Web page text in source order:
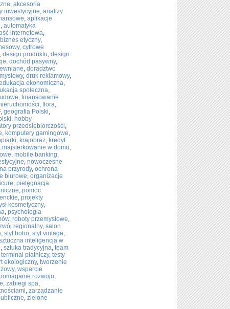
, akcesoria
inwestycyjne, analizy
, aplikacje
, automatyka
internetowa,
biznes etyczny,
, cyfrowe
, design produktu, design
, dochód pasywny,
, doradztwo
, druk reklamowy,
ekonomiczna,
społeczna,
, finansowanie
, flora,
, geografia Polski,
, hobby
przedsiębiorczości,
, komputery gamingowe,
, krajobraz, kredyt
, majsterkowanie w domu,
, mobile banking,
, nowoczesne
przyrody, ochrona
biurowe, organizacje
, pielęgnacja
, pomoc
, projekty
kosmetyczny,
, psychologia
, roboty przemysłowe,
regionalny, salon
, styl boho, styl vintage,
inteligencja w
, sztuka tradycyjna, team
terminal płatniczy, testy
ekologiczny, tworzenie
, wsparcie
rozwoju,
, zabiegi spa,
, zarządzanie
, zielone